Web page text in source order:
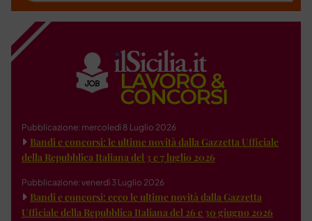
Pubblicazione: mercoledì 8 Luglio 2026
Bandi e concorsi: le ultime novità dalla Gazzetta Ufficiale
della Repubblica Italiana del 3 e 7 luglio 2026
Pubblicazione: venerdì 3 Luglio 2026
Bandi e concorsi: ecco le ultime novità dalla Gazzetta
Ufficiale della Repubblica Italiana del 26 e 30 giugno 2026